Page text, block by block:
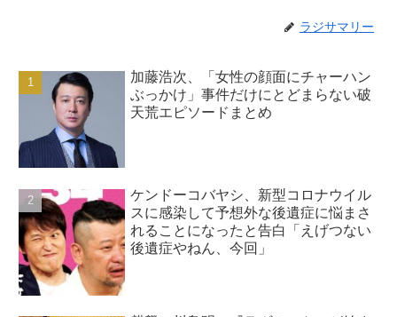
ラジサマリー
加藤浩次、「女性の顔面にチャーハン
ぶっかけ」事件だけにとどまらない破
天荒エピソードまとめ
ケンドーコバヤシ、新型コロナウイル
スに感染して予想外な後遺症に悩まさ
れることになったと告白「えげつない
後遺症やねん、今回」